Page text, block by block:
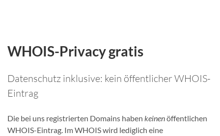
WHOIS-Privacy gratis
Datenschutz inklusive: kein öffentlicher WHOIS-
Eintrag
Die bei uns registrierten Domains haben keinenöffentlichen
WHOIS-Eintrag. Im WHOIS wird lediglich eine